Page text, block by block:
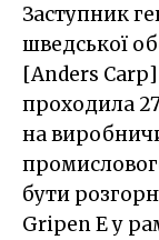
Заступник генерального директора
шведської
[Anders
проходила
на
бути
Gripen E у